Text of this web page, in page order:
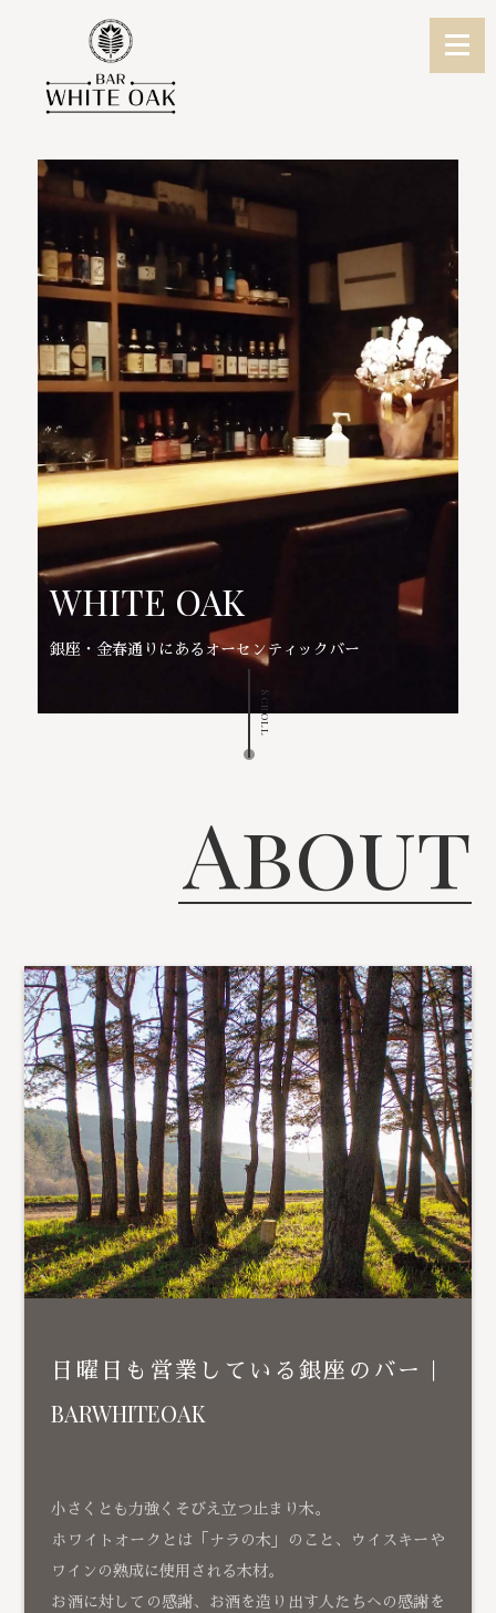
WHITE OAK
銀座・金春通りにあるオーセンティックバー
Scroll
About
日曜日も営業している銀座のバー｜
BARWHITEOAK
小さくとも力強くそびえ立つ止まり木。
ホワイトオークとは「ナラの木」のこと、ウイスキーや
ワインの熟成に使用される木材。
お酒に対しての感謝、お酒を造り出す人たちへの感謝を